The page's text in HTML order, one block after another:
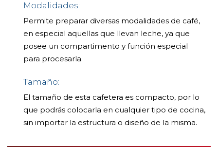
Modalidades:
Permite preparar diversas modalidades de café,
en especial aquellas que llevan leche, ya que
posee un compartimento y función especial
para procesarla.
Tamaño:
El tamaño de esta cafetera es compacto, por lo
que podrás colocarla en cualquier tipo de cocina,
sin importar la estructura o diseño de la misma.